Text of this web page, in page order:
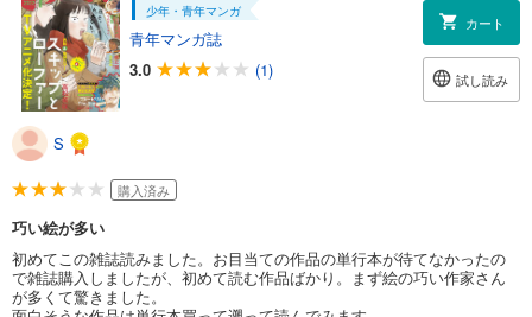
少年・青年マンガ
青年マンガ誌
3.0
(1)
カート
試し読み
S
購入済み
巧い絵が多い
初めてこの雑誌読みました。お目当ての作品の単行本が待てなかったの
で雑誌購入しましたが、初めて読む作品ばかり。まず絵の巧い作家さん
が多くて驚きました。